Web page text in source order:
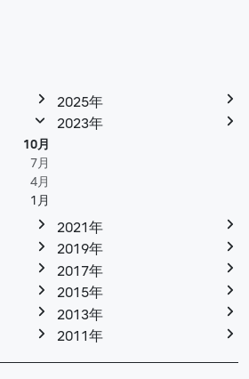
2025年
10月
7月
4月
1月
2023年
2021年
2019年
2017年
2015年
2013年
2011年